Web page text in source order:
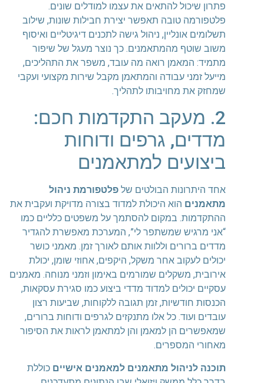
פתרון שיכול להתאים את עצמו למודלים שונים.
פלטפורמה טובה תאפשר יצירת חבילות שונות, שילוב
תשלומים אונליין, ניהול גישה לתכנים דיגיטליים ואיסוף
משוב שוטף מהמתאמנים. כך נוצר מעגל של שיפור
מתמיד: המאמן רואה מה עובד, משפר את התהליכים,
מייעל זמני עבודה והמתאמן מקבל שירות מקצועי ועקבי
שמחזק את מחויבותו לתהליך.
2. מעקב התקדמות חכם:
מדדים, גרפים ודוחות
ביצועים למתאמנים
אחד היתרונות הבולטים של פלטפורמת ניהול
מתאמנים הוא היכולת למדוד בצורה מדויקת ועקבית את
ההתקדמות. במקום להסתמך על משפטים כלליים כמו
“אני מרגיש שמשתפר לי”, המערכת מאפשרת להגדיר
מדדים ברורים וללוות אותם לאורך זמן. מאמני כושר
יכולים לעקוב אחר משקל, היקפים, אחוזי שומן, יכולת
אירובית, משקלים שמורמים באימון וזמני מנוחה. מאמנים
עסקיים יכולים למדוד מדדי ביצוע כמו סגירת עסקאות,
הכנסות חודשיות, זמן תגובה ללקוחות, שביעות רצון
עובדים ועוד. כל אלו מתנקזים לגרפים ודוחות ברורים,
שמאפשרים הן למאמן והן למתאמן לראות את הסיפור
מאחורי המספרים.
תוכנה לניהול מתאמנים למאמנים אישיים כוללת